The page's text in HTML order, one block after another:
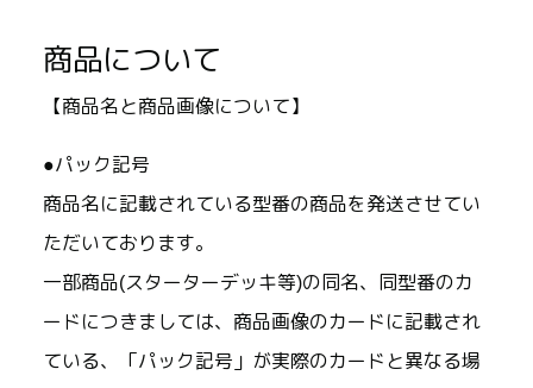
商品について
【商品名と商品画像について】
●パック記号
商品名に記載されている型番の商品を発送させてい
ただいております。
一部商品(スターターデッキ等)の同名、同型番のカ
ードにつきましては、商品画像のカードに記載され
ている、「パック記号」が実際のカードと異なる場